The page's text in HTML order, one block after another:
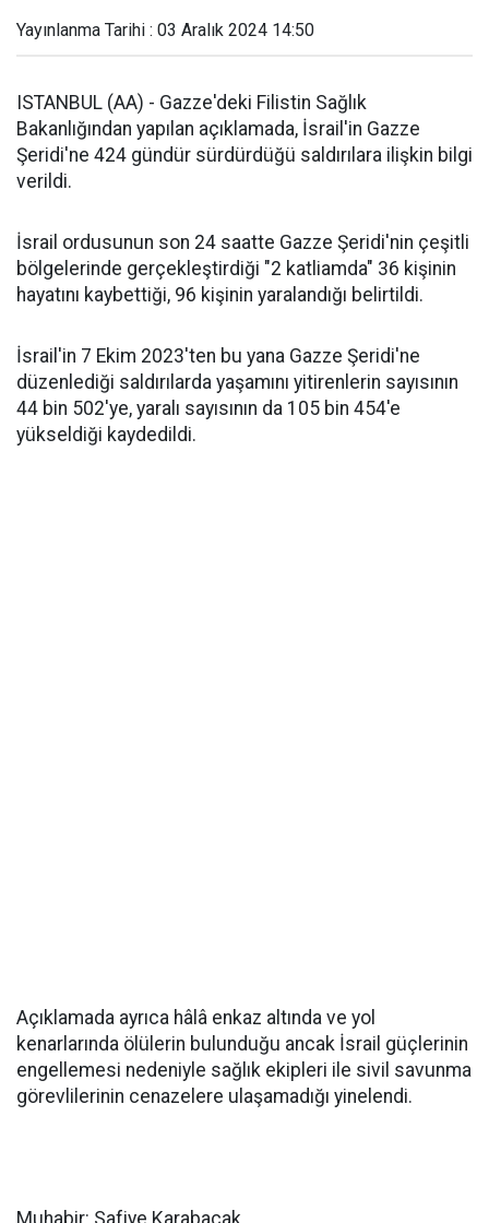
Yayınlanma Tarihi : 03 Aralık 2024 14:50
ISTANBUL (AA) - Gazze'deki Filistin Sağlık
Bakanlığından yapılan açıklamada, İsrail'in Gazze
Şeridi'ne 424 gündür sürdürdüğü saldırılara ilişkin bilgi
verildi.
İsrail ordusunun son 24 saatte Gazze Şeridi'nin çeşitli
bölgelerinde gerçekleştirdiği "2 katliamda" 36 kişinin
hayatını kaybettiği, 96 kişinin yaralandığı belirtildi.
İsrail'in 7 Ekim 2023'ten bu yana Gazze Şeridi'ne
düzenlediği saldırılarda yaşamını yitirenlerin sayısının
44 bin 502'ye, yaralı sayısının da 105 bin 454'e
yükseldiği kaydedildi.
Açıklamada ayrıca hâlâ enkaz altında ve yol
kenarlarında ölülerin bulunduğu ancak İsrail güçlerinin
engellemesi nedeniyle sağlık ekipleri ile sivil savunma
görevlilerinin cenazelere ulaşamadığı yinelendi.
Muhabir: Safiye Karabacak